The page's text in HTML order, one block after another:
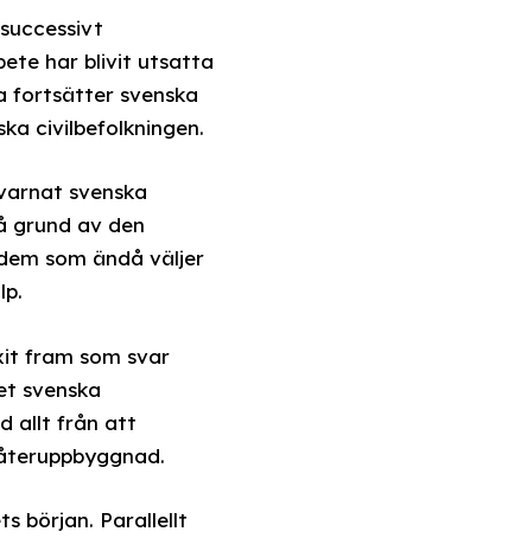
har blivit utsatta
fortsätter svenska
civilbefolkningen.
svenska
grund av den
som ändå väljer
fram som svar
svenska
allt från att
början. Parallellt